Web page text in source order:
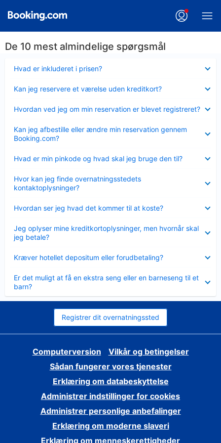
De 10 mest almindelige spørgsmål
Hvad er inkluderet i prisen?
Kan jeg reservere et værelse uden kreditkort?
Hvordan ved jeg om min reservation er blevet registreret?
Kan jeg afbestille eller ændre min reservation gennem
Booking.com?
Hvad er min pinkode og hvad skal jeg bruge den til?
Hvor kan jeg finde overnatningsstedets
kontaktoplysninger?
Hvordan ser jeg hvad det kommer til at koste?
Jeg oplyser mine kreditkortoplysninger, men hvornår skal
jeg betale?
Kræver hotellet depositum eller forudbetaling?
Er det muligt at få en ekstra seng eller en barneseng til et
barn?
Registrer dit overnatningssted
Computerversion
Vilkår og betingelser
Sådan fungerer vores tjenester
Erklæring om databeskyttelse
Administrer indstillinger for cookies
Administrer personlige anbefalinger
Erklæring om moderne slaveri
Erklæring om menneskerettigheder